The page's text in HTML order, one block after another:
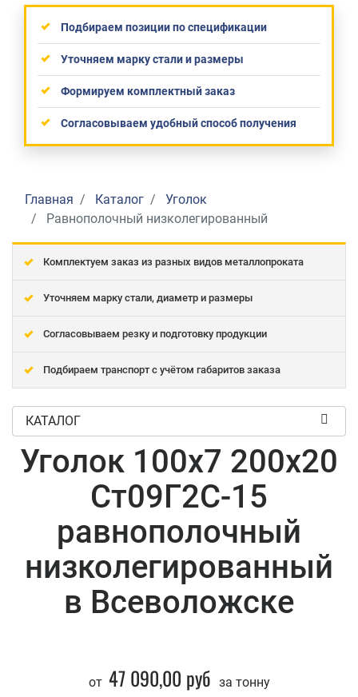
Подбираем позиции по спецификации
Уточняем марку стали и размеры
Формируем комплектный заказ
Согласовываем удобный способ получения
Главная Каталог
Уголок
Равнополочный низколегированный
Комплектуем заказ из разных видов металлопроката
Уточняем марку стали, диаметр и размеры
Согласовываем резку и подготовку продукции
Подбираем транспорт с учётом габаритов заказа
КАТАЛОГ
Уголок 100x7 200x20
Ст09Г2С-15
равнополочный
низколегированный
в Всеволожске
от 47 090,00 руб за тонну